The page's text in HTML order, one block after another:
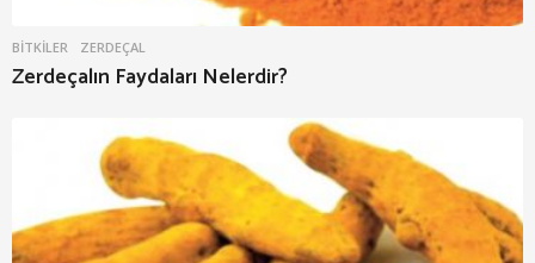
BITKILER ZERDEÇAL
Zerdeçalın Faydaları Nelerdir?